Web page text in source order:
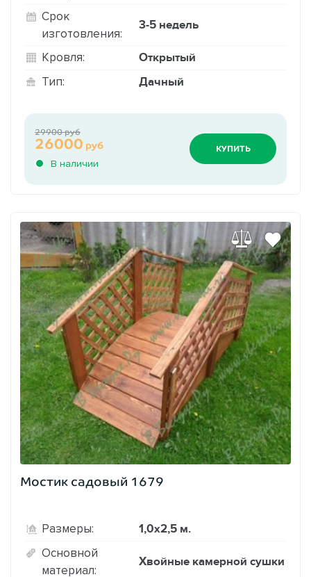
Срок
изготовления:
3-5 недель
Кровля: Открытый
Тип: Дачный
В наличии
26000 руб
29900 руб
КУПИТЬ
Мостик садовый 1679
Размеры: 1,0х2,5 м.
Основной
материал:
Хвойные камерной сушки